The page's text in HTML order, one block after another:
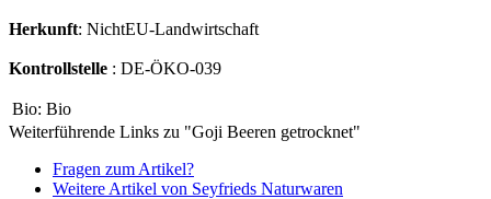
Herkunft: NichtEU-Landwirtschaft
Kontrollstelle : DE-ÖKO-039
Bio: Bio
Weiterführende Links zu "Goji Beeren getrocknet"
Fragen zum Artikel?
Weitere Artikel von Seyfrieds Naturwaren